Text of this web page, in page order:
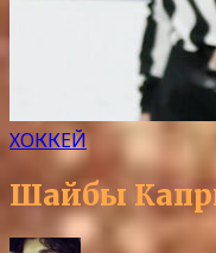
ХОККЕЙ
Шайбы